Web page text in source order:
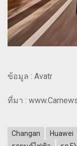
ข้อมูล : Avatr
ที่มา :
Changan Huawei